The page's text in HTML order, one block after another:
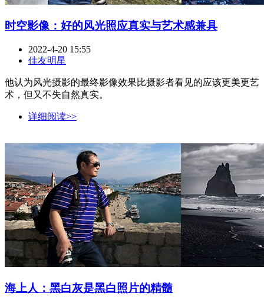
时空影像：好的风光照应真实与艺术感兼具
2022-4-20 15:55
佳友明星
他认为风光摄影的最终影像效果比摄影者看见的应该更美更艺
术，但又不失自然真实。
详细阅读>>
海上人：黑白灰是黑白照片的精髓